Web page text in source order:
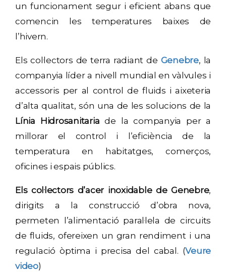
un funcionament segur i eficient abans que
comencin les temperatures baixes de
l’hivern.
Els col·lectors de terra radiant de Genebre, la
companyia líder a nivell mundial en vàlvules i
accessoris per al control de fluids i aixeteria
d’alta qualitat, són una de les solucions de la
Línia Hidrosanitaria de la companyia per a
millorar el control i l’eficiència de la
temperatura en habitatges, comerços,
oficines i espais públics.
Els col·lectors d’acer inoxidable de Genebre,
dirigits a la construcció d’obra nova,
permeten l’alimentació paral·lela de circuits
de fluids, ofereixen un gran rendiment i una
regulació òptima i precisa del cabal. (Veure
video)